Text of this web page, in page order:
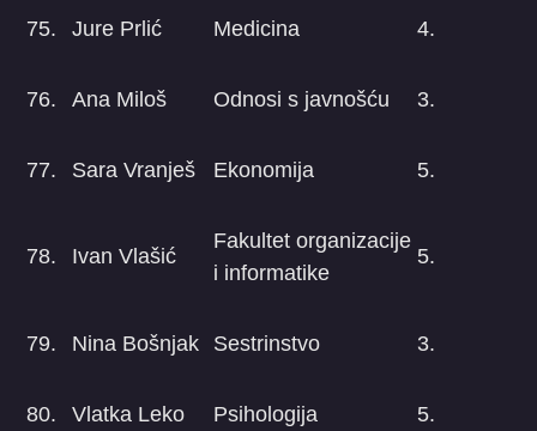
75. Jure Prlić Medicina 4.
76. Ana Miloš Odnosi s javnošću 3.
77. Sara Vranješ Ekonomija 5.
78. Ivan Vlašić
Fakultet organizacije
i informatike
5.
79. Nina Bošnjak Sestrinstvo 3.
80. Vlatka Leko Psihologija 5.